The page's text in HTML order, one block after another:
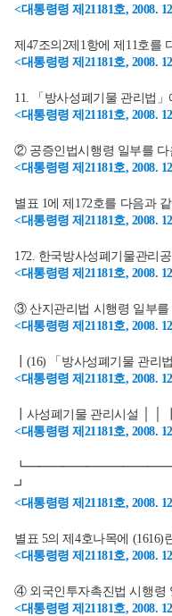
<대통령령 제21181호, 2008.
제47조의2제1항에 제11호를
<대통령령 제21181호, 2008.
11. 「방사성폐기물 관리법
<대통령령 제21181호, 2008.
② 공증인법시행령 일부를 다
<대통령령 제21181호, 2008.
별표 1에 제172호를 다음과
<대통령령 제21181호, 2008.
172. 한국방사성폐기물관리
<대통령령 제21181호, 2008.
③ 산지관리법 시행령 일부를
<대통령령 제21181호, 2008.
┃(16) 「방사성폐기물 관리
<대통령령 제21181호, 2008.
┃사성폐기물 관리시설 │ │ ┃
<대통령령 제21181호, 2008.
┛
<대통령령 제21181호, 2008.
별표 5의 제4호나목에 (1616)
<대통령령 제21181호, 2008.
④ 외국인투자촉진법 시행령
<대통령령 제21181호, 2008.